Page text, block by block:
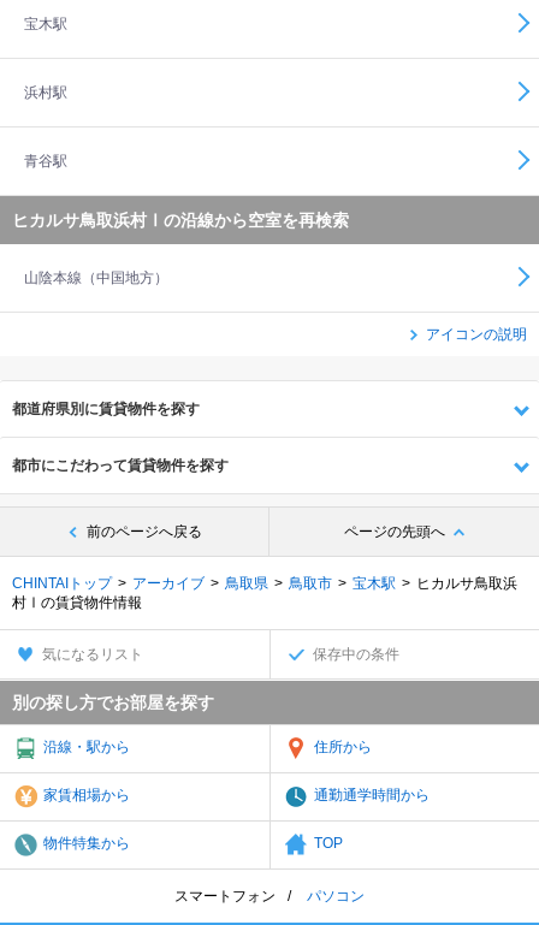
宝木駅
浜村駅
青谷駅
ヒカルサ鳥取浜村Ⅰの沿線から空室を再検索
山陰本線（中国地方）
アイコンの説明
都道府県別に賃貸物件を探す
都市にこだわって賃貸物件を探す
前のページへ戻る ページの先頭へ
CHINTAIトップ アーカイブ 鳥取県 鳥取市 宝木駅
ヒカルサ鳥取浜
村Ⅰの賃貸物件情報
気になるリスト 保存中の条件
別の探し方でお部屋を探す
沿線・駅から 住所から
家賃相場から 通勤通学時間から
物件特集から TOP
スマートフォン パソコン